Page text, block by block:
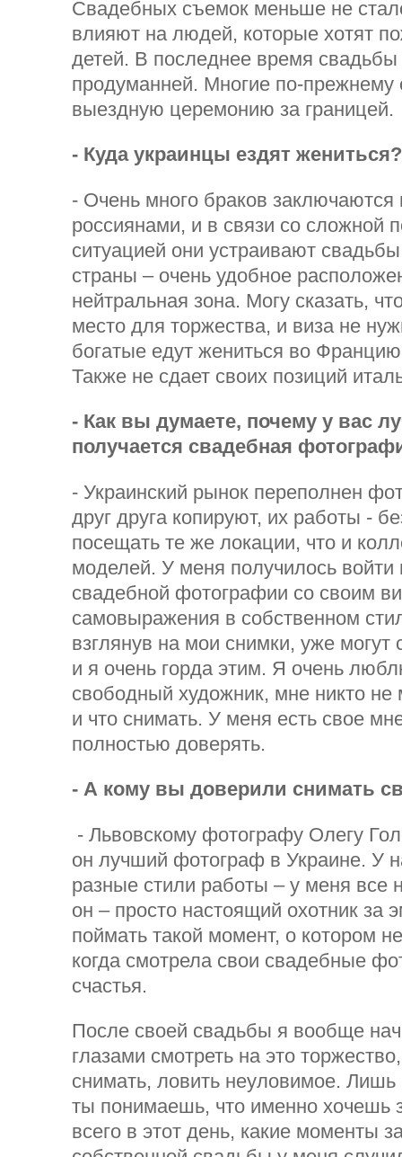
Свадебных съемок меньше не
влияют на людей, которые хотят
детей. В последнее время свадьбы
продуманней. Многие по-прежнему
выездную церемонию за границей.
- Куда украинцы ездят жениться?
- Очень много браков
россиянами, и в связи со сложной
ситуацией они устраивают
страны – очень удобное
нейтральная зона. Могу сказать,
место для торжества, и виза не
богатые едут жениться во
Также не сдает своих позиций
- Как вы думаете, почему у вас
получается свадебная
- Украинский рынок переполнен
друг друга копируют, их работы -
посещать те же локации, что и
моделей. У меня получилось войти
свадебной фотографии со своим
самовыражения в собственном
взглянув на мои снимки, уже могут
и я очень горда этим. Я очень
свободный художник, мне никто не
и что снимать. У меня есть свое
полностью доверять.
- А кому вы доверили снимать
- Львовскому фотографу Олегу
он лучший фотограф в Украине. У
разные стили работы – у меня все
он – просто настоящий охотник за
поймать такой момент, о котором
когда смотрела свои свадебные
счастья.
После своей свадьбы я вообще
глазами смотреть на это
снимать, ловить неуловимое.
ты понимаешь, что именно хочешь
всего в этот день, какие моменты